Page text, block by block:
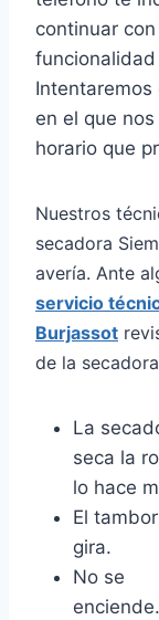
continuar
en el que
horario que
Nuestros
secadora
avería. Ante
servicio
Burjassot
de la
La
seca la
lo hace
El
gira.
No se
enciende.